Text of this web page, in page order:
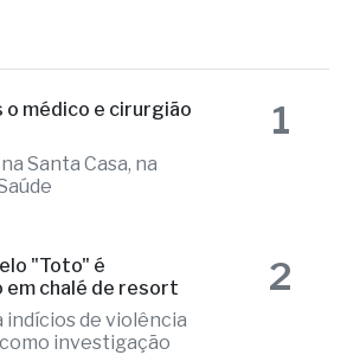
o médico e cirurgião
Santa Casa, na
1
"Toto" é
chalé de resort
de violência
investigação
2